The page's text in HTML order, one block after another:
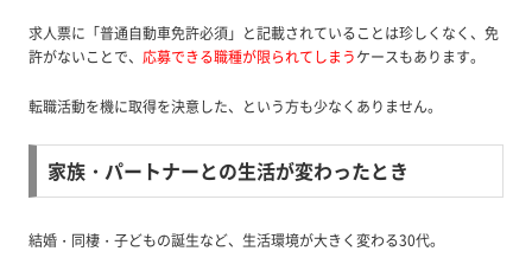
求人票に「普通自動車免許必須」と記載されていることは珍しくなく、免
許がないことで、 応募できる職種が限られてしまうケースもあります。
転職活動を機に取得を決意した、という方も少なくありません。
家族・パートナーとの生活が変わったとき
結婚・同棲・子どもの誕生など、生活環境が大きく変わる30代。